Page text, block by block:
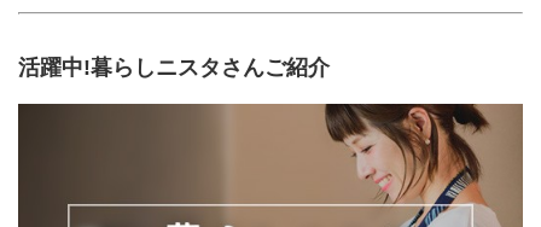
活躍中!暮らしニスタさんご紹介